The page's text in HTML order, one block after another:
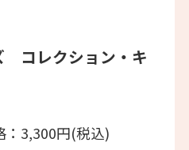
コレクション・キ
：3,300円(税込)